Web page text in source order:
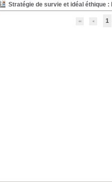
Stratégie de survie et idéal éthique :
1